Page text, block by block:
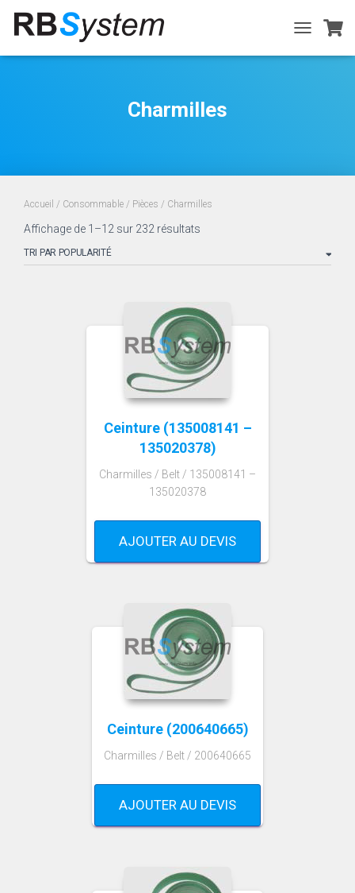
TOGGLE
NAVIGATION
Charmilles
Accueil / Consommable / Pièces / Charmilles
Affichage de 1–12 sur 232 résultats
popularité
Ceinture (135008141 –
135020378)
Charmilles / Belt / 135008141 –
135020378
AJOUTER AU DEVIS
Ceinture (200640665)
Charmilles / Belt / 200640665
AJOUTER AU DEVIS